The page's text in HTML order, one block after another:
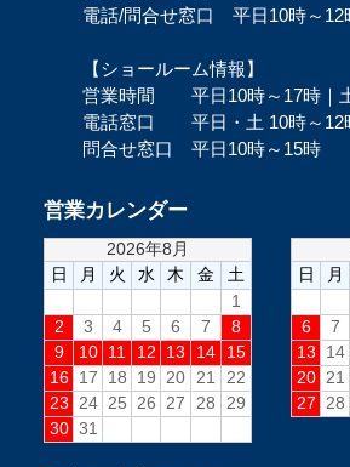
電話/問合せ窓口 平日10時～12
【ショールーム情報】
営業時間 平日10時～17時｜
電話窓口 平日・土 10時～12
問合せ窓口 平日10時～15時
営業カレンダー